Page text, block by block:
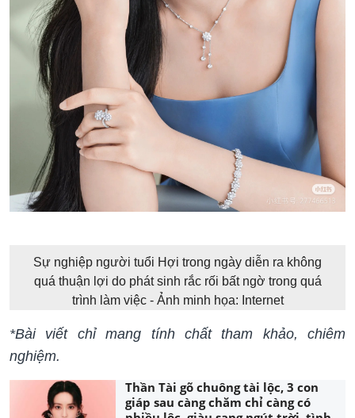
Sự nghiệp người tuổi Hợi trong ngày diễn ra không
quá thuận lợi do phát sinh rắc rối bất ngờ trong quá
trình làm việc - Ảnh minh họa: Internet
*Bài viết chỉ mang tính chất tham khảo, chiêm
nghiệm.
Thần Tài gõ chuông tài lộc, 3 con
giáp sau càng chăm chỉ càng có